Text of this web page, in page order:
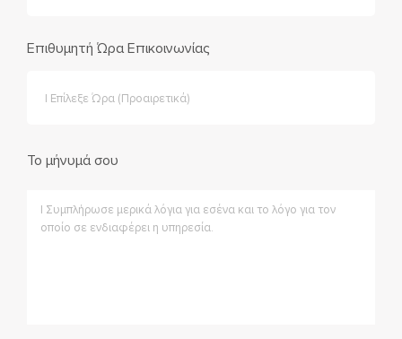
Επιθυμητή Ώρα Επικοινωνίας
Το μήνυμά σου